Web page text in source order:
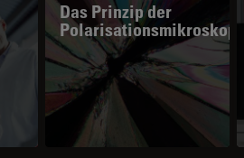
Das Prinzip der